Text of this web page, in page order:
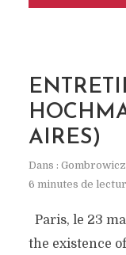
AIRES)
Dans : Gombrowicz
6 minutes de
Paris, le 23
the existence